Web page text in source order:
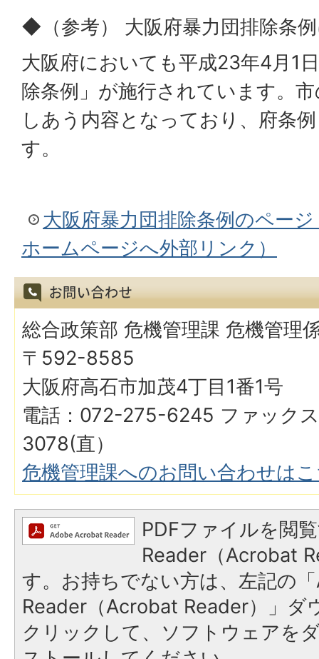
◆（参考） 大阪府暴力団排除条
大阪府においても平成23年4月1
除条例」が施行されています。
しあう内容となっており、府条
す。
大阪府暴力団排除条例のペー
ホームページへ外部リンク）
総合政策部 危機管理課 危機管理
〒592-8585
大阪府高石市加茂4丁目1番1号
電話：072-275-6245 ファック
3078(直）
危機管理課へのお問い合わせは
PDFファイルを閲
Reader（Acrobat
す。お持ちでない方は、左記の
Reader（Acrobat Reader）」ダ
クリックして、ソフトウェアを